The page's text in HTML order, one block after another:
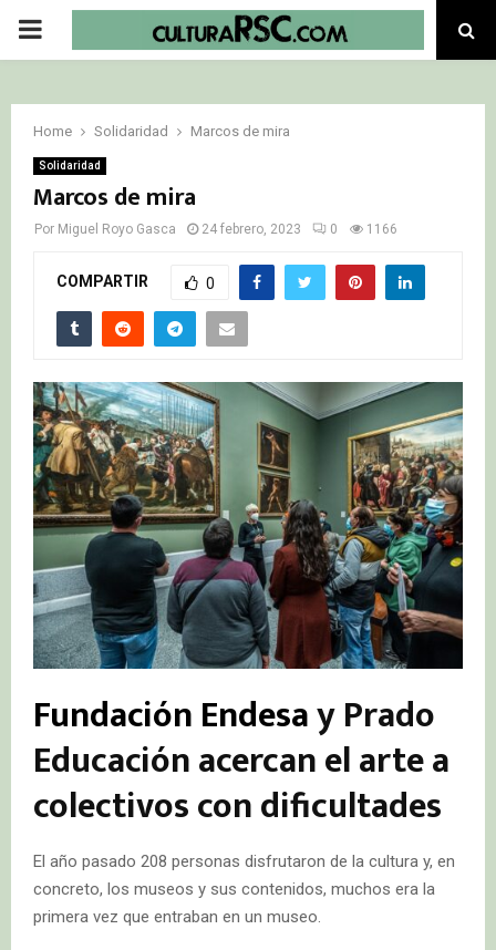
PRIMARY
Home Solidaridad Marcos de mira
Solidaridad
Marcos de mira
Por Miguel Royo Gasca 24 febrero, 2023 0 1166
COMPARTIR 0
Fundación Endesay Prado
Educación acercan el arte a
colectivos con dificultades
El año pasado 208 personas disfrutaron de la cultura y, en
concreto, los museos y sus contenidos, muchos era la
primera vez que entraban en un museo.